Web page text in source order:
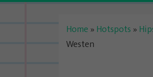
Home » Hotspots »
Westen